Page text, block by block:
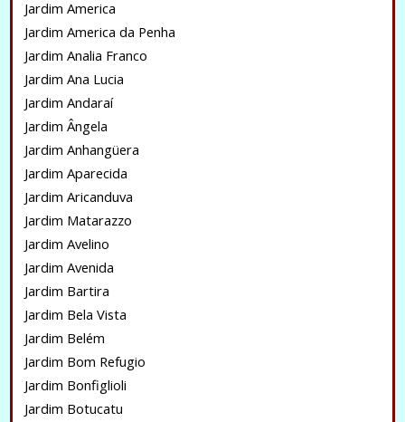
Jardim America
Jardim America da Penha
Jardim Analia Franco
Jardim Ana Lucia
Jardim Andaraí
Jardim Ângela
Jardim Anhangüera
Jardim Aparecida
Jardim Aricanduva
Jardim Matarazzo
Jardim Avelino
Jardim Avenida
Jardim Bartira
Jardim Bela Vista
Jardim Belém
Jardim Bom Refugio
Jardim Bonfiglioli
Jardim Botucatu